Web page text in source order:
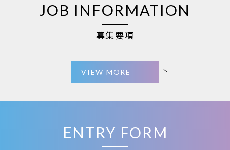
JOB INFORMATION
募集要項
VIEW MORE
ENTRY FORM